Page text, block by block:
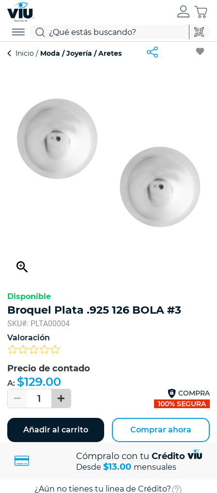
Inicio Moda Joyería Aretes favorite
zoom_in
Disponible
Broquel Plata .925 126 BOLA #3
SKU#: PLTA00004
Valoración
Precio de contado
A: $129.00
1
COMPRA
100% SEGURA
Añadir al carrito Comprar ahora
Cómpralo con tu Crédito
Desde $13.00 mensuales
¿Aún no tienes tu linea de Crédito?